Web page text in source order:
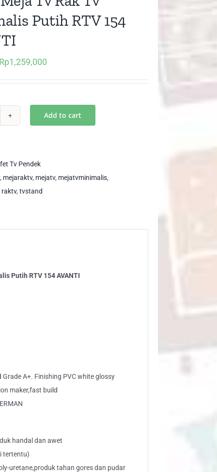
Putih RTV 154
Original
Rp1,259,000
Add to cart
Tv Pendek
, mejaraktv, mejatv, mejatvminimalis,
raktv, tvstand
Putih RTV 154 AVANTI
A+. Finishing PVC white glossy
maker,fast build
handal dan awet
tertentu)
uretane,produk tahan gores dan pudar